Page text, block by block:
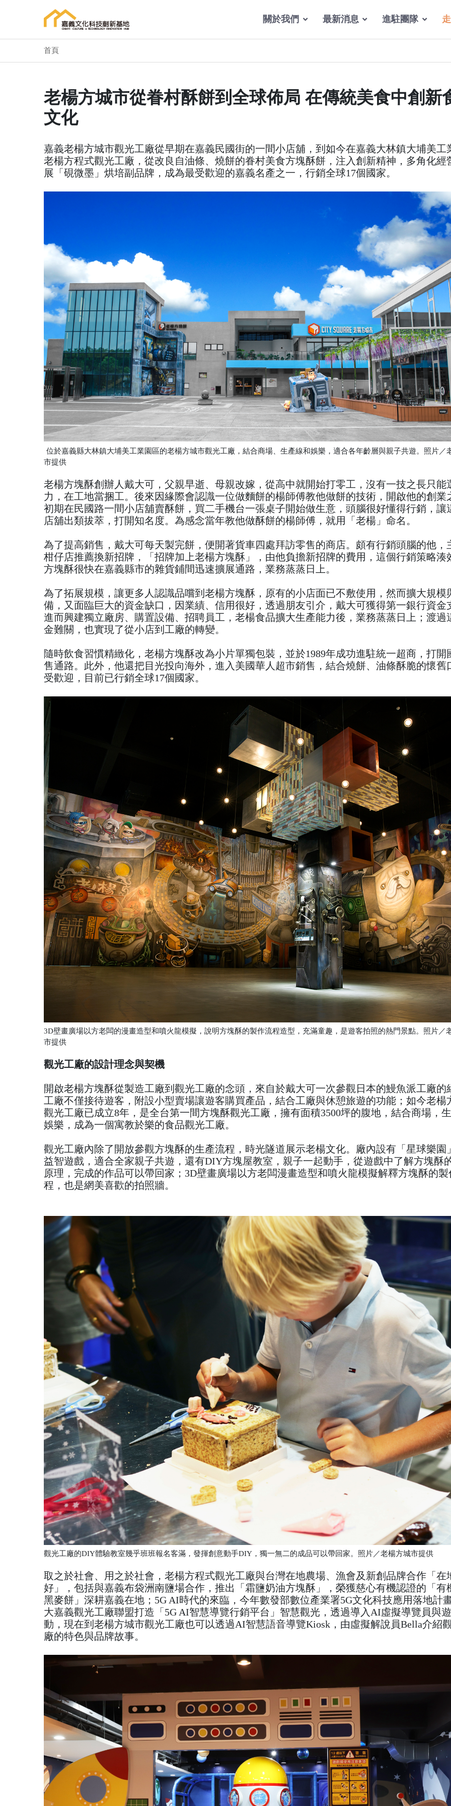
關於我們 最新消息 進駐團隊
首頁
老楊方城市從眷村酥餅到全球佈局 在傳統美食中創新
文化
嘉義老楊方城市觀光工廠從早期在嘉義民國街的一間小店舖，到如今在嘉義大林鎮大埔美工
老楊方程式觀光工廠，從改良自油條、燒餅的眷村美食方塊酥餅，注入創新精神，多角化經
展「硯微墨」烘培副品牌，成為最受歡迎的嘉義名產之一，行銷全球17個國家。
位於嘉義縣大林鎮大埔美工業園區的老楊方城市觀光工廠，結合商場、生產線和娛樂，適合各年齡層與親子共遊。照片／
市提供
老楊方塊酥創辦人戴大可，父親早逝、母親改嫁，從高中就開始打零工，沒有一技之長只能
力，在工地當捆工。後來因緣際會認識一位做麵餅的楊師傅教他做餅的技術，開啟他的創業
初期在民國路一間小店舖賣酥餅，買二手機台一張桌子開始做生意，頭腦很好懂得行銷，讓
店舖出類拔萃，打開知名度。為感念當年教他做酥餅的楊師傅，就用「老楊」命名。
為了提高銷售，戴大可每天製完餅，便開著貨車四處拜訪零售的商店。頗有行銷頭腦的他，
柑仔店推薦換新招牌，「招牌加上老楊方塊酥」，由他負擔新招牌的費用，這個行銷策略湊
方塊酥很快在嘉義縣市的雜貨鋪間迅速擴展通路，業務蒸蒸日上。
為了拓展規模，讓更多人認識品嚐到老楊方塊酥，原有的小店面已不敷使用，然而擴大規模
備，又面臨巨大的資金缺口，因業績、信用很好，透過朋友引介，戴大可獲得第一銀行資金
進而興建獨立廠房、購置設備、招聘員工，老楊食品擴大生產能力後，業務蒸蒸日上；渡過
金難關，也實現了從小店到工廠的轉變。
隨時飲食習慣精緻化，老楊方塊酥改為小片單獨包裝，並於1989年成功進駐統一超商，打開
售通路。此外，他還把目光投向海外，進入美國華人超市銷售，結合燒餅、油條酥脆的懷舊
受歡迎，目前已行銷全球17個國家。
3D壁畫廣場以方老闆的漫畫造型和噴火龍模擬，說明方塊酥的製作流程造型，充滿童趣，是遊客拍照的熱門景點。照片／
市提供
觀光工廠的設計理念與契機
開啟老楊方塊酥從製造工廠到觀光工廠的念頭，來自於戴大可一次參觀日本的鰻魚派工廠的
工廠不僅接待遊客，附設小型賣場讓遊客購買產品，結合工廠與休憩旅遊的功能；如今老楊
觀光工廠已成立8年，是全台第一間方塊酥觀光工廠，擁有面積3500坪的腹地，結合商場，
娛樂，成為一個寓教於樂的食品觀光工廠。
觀光工廠內除了開放參觀方塊酥的生產流程，時光隧道展示老楊文化。廠內設有「星球樂園
益智遊戲，適合全家親子共遊，還有DIY方塊屋教室，親子一起動手，從遊戲中了解方塊酥
原理，完成的作品可以帶回家；3D壁畫廣場以方老闆漫畫造型和噴火龍模擬解釋方塊酥的製
程，也是網美喜歡的拍照牆。
觀光工廠的DIY體驗教室幾乎班班報名客滿，發揮創意動手DIY，獨一無二的成品可以帶回家。照片／老楊方城市提供
取之於社會、用之於社會，老楊方程式觀光工廠與台灣在地農場、漁會及新創品牌合作「在
好」，包括與嘉義布袋洲南鹽場合作，推出「霜鹽奶油方塊酥」，榮獲慈心有機認證的「有
黑麥餅」深耕嘉義在地；5G AI時代的來臨，今年數發部數位產業署5G文化科技應用落地計
大嘉義觀光工廠聯盟打造「5G AI智慧導覽行銷平台」智慧觀光，透過導入AI虛擬導覽員與
動，現在到老楊方城市觀光工廠也可以透過AI智慧語音導覽Kiosk，由虛擬解說員Bella介紹
廠的特色與品牌故事。